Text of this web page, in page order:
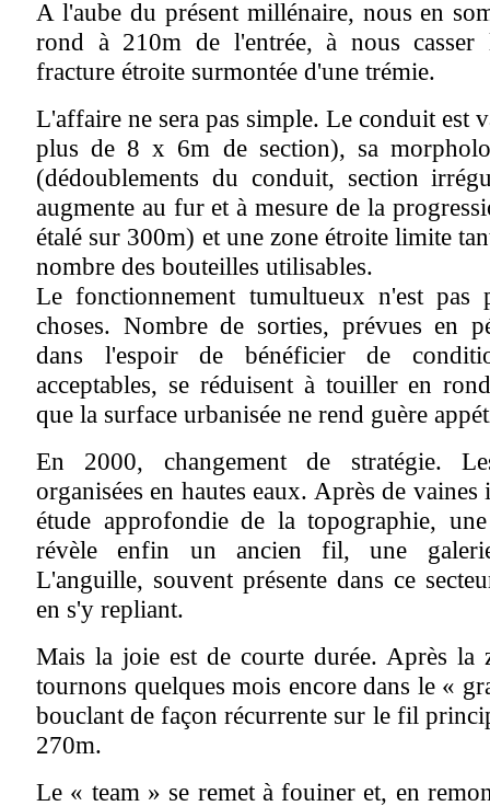
A l'aube du présent millénaire, nous en
rond à 210m de l'entrée, à nous
fracture étroite surmontée d'une trémie.
L'affaire ne sera pas simple. Le conduit est
plus de 8 x 6m de section), sa
(dédoublements du conduit, section
augmente au fur et à mesure de la
étalé sur 300m) et une zone étroite limite
nombre des bouteilles utilisables.
Le fonctionnement tumultueux n'est pas
choses. Nombre de sorties, prévues en
dans l'espoir de bénéficier de
acceptables, se réduisent à touiller en
que la surface urbanisée ne rend guère
En 2000, changement de stratégie.
organisées en hautes eaux. Après de
étude approfondie de la topographie,
révèle enfin un ancien fil, une
L'anguille, souvent présente dans ce
en s'y repliant.
Mais la joie est de courte durée. Après la
tournons quelques mois encore dans le «
bouclant de façon récurrente sur le fil
270m.
Le « team » se remet à fouiner et, en